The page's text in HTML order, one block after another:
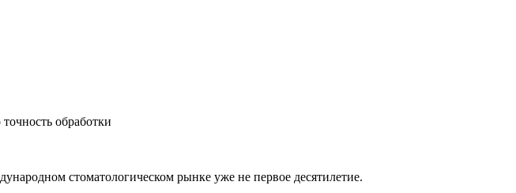
обработки
стоматологическом рынке уже не первое десятилетие.